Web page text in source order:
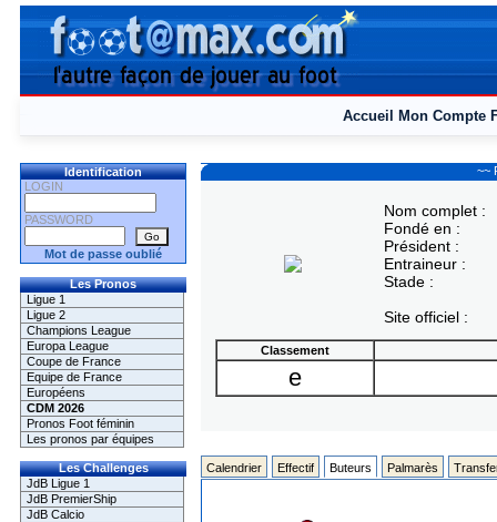
Accueil Mon Compte
Identification
LOGIN
PASSWORD
Mot de passe oublié
Les Pronos
Ligue 1
Ligue 2
Champions League
Europa League
Coupe de France
Equipe de France
Européens
CDM 2026
Pronos Foot féminin
Les pronos par équipes
Les Challenges
JdB Ligue 1
JdB PremierShip
JdB Calcio
~~
Nom complet :
Fondé en :
Président :
Entraineur :
Stade :
Site officiel :
Classement
e
Calendrier Effectif Buteurs Palmarès